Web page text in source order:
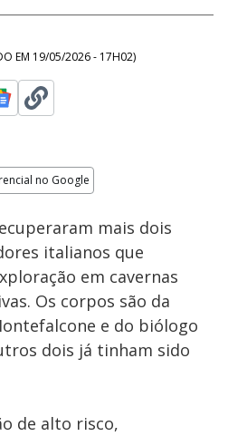
EM 19/05/2026 - 17H02)
no Google
100.00%
mais dois
italianos que
em cavernas
Os corpos são da
e do biólogo
dois já tinham sido
de alto risco,